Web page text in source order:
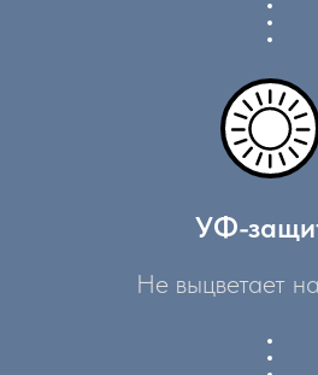
УФ-
Не выцветает